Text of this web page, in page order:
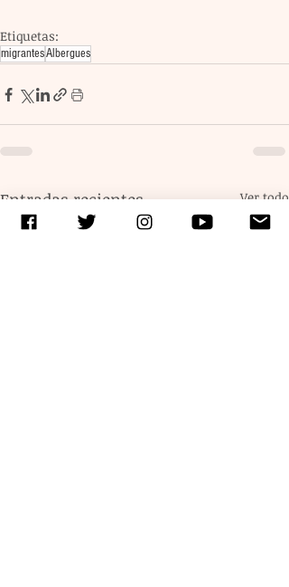
Etiquetas:
migrantesAlbergues
Entradas recientes Ver todo